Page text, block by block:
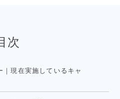
次
現在実施しているキャ